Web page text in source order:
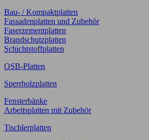
Bau- / Kompaktplatten
Fassadenplatten und Zubehör
Faserzementplatten
Brandschutzplatten
Schichtstoffplatten
OSB-Platten
Sperrholzplatten
Fensterbänke
Arbeitsplatten mit Zubehör
Tischlerplatten